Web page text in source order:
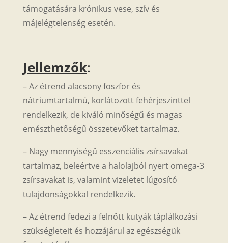
támogatására krónikus vese, szív és
májelégtelenség esetén.
Jellemzők:
– Az étrend alacsony foszfor és
nátriumtartalmú, korlátozott fehérjeszinttel
rendelkezik, de kiváló minőségű és magas
emészthetőségű összetevőket tartalmaz.
– Nagy mennyiségű esszenciális zsírsavakat
tartalmaz, beleértve a halolajból nyert omega-3
zsírsavakat is, valamint vizeletet lúgosító
tulajdonságokkal rendelkezik.
– Az étrend fedezi a felnőtt kutyák táplálkozási
szükségleteit és hozzájárul az egészségük